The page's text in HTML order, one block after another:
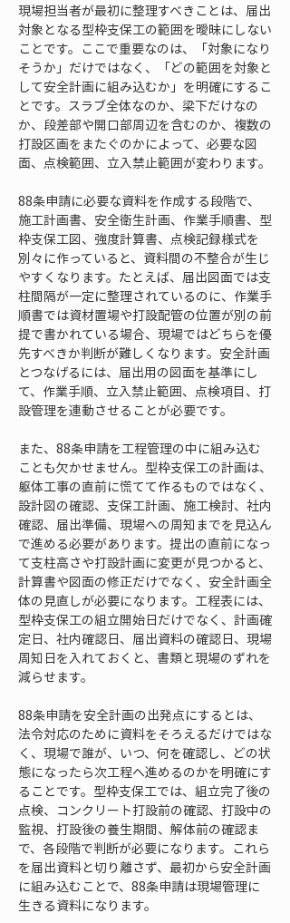
現場担当者が最初に整理すべきことは、届出
対象となる型枠支保工の範囲を曖昧にしない
ことです。ここで重要なのは、「対象になり
そうか」だけではなく、「どの範囲を対象と
して安全計画に組み込むか」を明確にするこ
とです。スラブ全体なのか、梁下だけなの
か、段差部や開口部周辺を含むのか、複数の
打設区画をまたぐのかによって、必要な図
面、点検範囲、立入禁止範囲が変わります。
88条申請に必要な資料を作成する段階で、
施工計画書、安全衛生計画、作業手順書、型
枠支保工図、強度計算書、点検記録様式を
別々に作っていると、資料間の不整合が生じ
やすくなります。たとえば、届出図面では支
柱間隔が一定に整理されているのに、作業手
順書では資材置場や打設配管の位置が別の前
提で書かれている場合、現場ではどちらを優
先すべきか判断が難しくなります。安全計画
とつなげるには、届出用の図面を基準にし
て、作業手順、立入禁止範囲、点検項目、打
設管理を連動させることが必要です。
また、88条申請を工程管理の中に組み込む
ことも欠かせません。型枠支保工の計画は、
躯体工事の直前に慌てて作るものではなく、
設計図の確認、支保工計画、施工検討、社内
確認、届出準備、現場への周知までを見込ん
で進める必要があります。提出の直前になっ
て支柱高さや打設計画に変更が見つかると、
計算書や図面の修正だけでなく、安全計画全
体の見直しが必要になります。工程表には、
型枠支保工の組立開始日だけでなく、計画確
定日、社内確認日、届出資料の確認日、現場
周知日を入れておくと、書類と現場のずれを
減らせます。
88条申請を安全計画の出発点にするとは、
法令対応のために資料をそろえるだけではな
く、現場で誰が、いつ、何を確認し、どの状
態になったら次工程へ進めるのかを明確にす
ることです。型枠支保工では、組立完了後の
点検、コンクリート打設前の確認、打設中の
監視、打設後の養生期間、解体前の確認ま
で、各段階で判断が必要になります。これら
を届出資料と切り離さず、最初から安全計画
に組み込むことで、88条申請は現場管理に
生きる資料になります。